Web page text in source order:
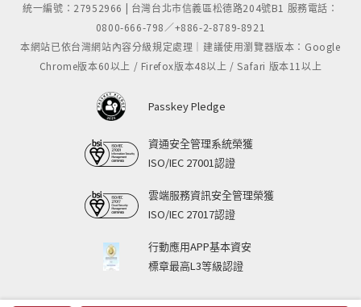
統一編號：27952966 | 台灣台北市信義區松德路204號B1 服務電話：
0800-666-798／+886-2-8789-8921
本網站已依台灣網站內容分級規定處理｜建議使用瀏覽器版本：Google
Chrome版本60以上 / Firefox版本48以上 / Safari 版本11以上
Passkey Pledge
資通安全管理系統榮獲
ISO/IEC 27001認證
雲端服務資訊安全管理榮獲
ISO/IEC 27017認證
行動應用APP基本資安
標章最高L3等級認證